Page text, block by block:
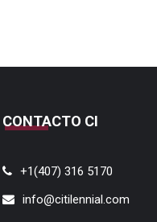
CONTACTO CI
+1(407) 316 5170
info@citilennial.com